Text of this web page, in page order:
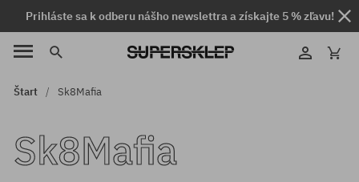
Prihláste sa k odberu nášho newslettra a získajte 5 % zľavu!
Štart Sk8Mafia
Sk8Mafia